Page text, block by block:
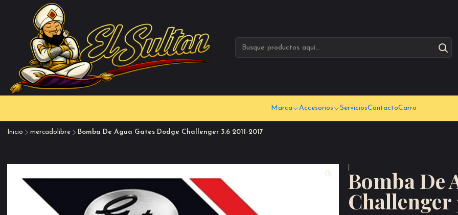
Marca Accesorios ServiciosContactoCarro
Inicio mercadolibre Bomba De Agua Gates Dodge Challenger 3.6 2011-2017
Bomba De
Challenger